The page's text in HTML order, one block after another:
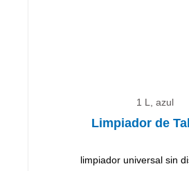
1 L, azul
Limpiador de
limpiador universal sin